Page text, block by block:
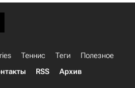
Теннис Теги
Полезное
RSS Архив